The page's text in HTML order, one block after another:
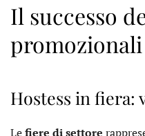
Il successo
promozionali
Hostess in fiera:
Lefiere di settore